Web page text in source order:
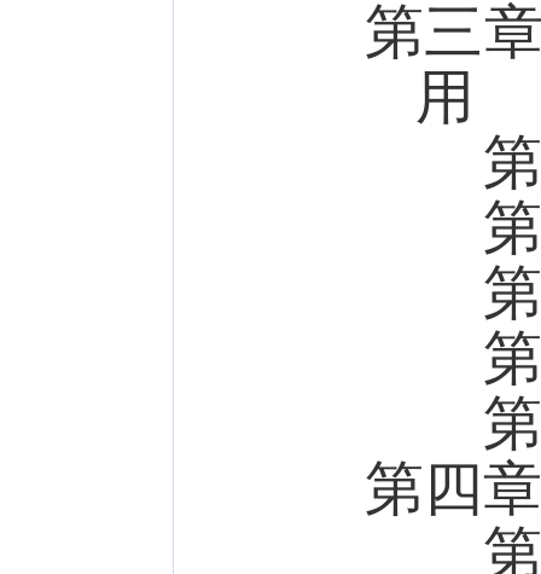
第三
用
第
第
第
第
第
第四
第